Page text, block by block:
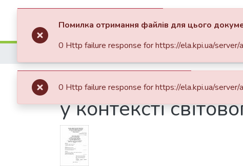
Фонди та зібрання Пошук за
Діалог та
у контексті
Помилка отримання файлів для цього
0 Http failure response for https://ela.kpi.ua/
0 Http failure response for https://ela.kpi.ua/